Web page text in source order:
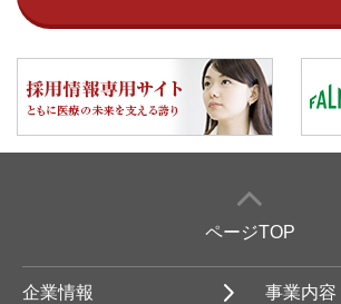
ページTOP
企業情報 事業内容